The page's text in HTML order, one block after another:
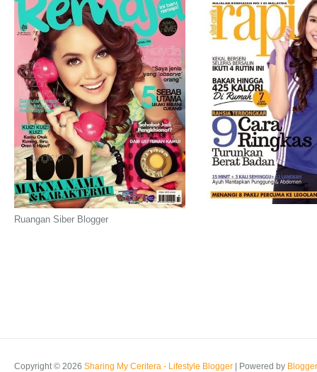
Ruangan Siber Blogger
Copyright © 2026 Sharing My Ceritera - Lifestyle Blogger | Powered by Blogger